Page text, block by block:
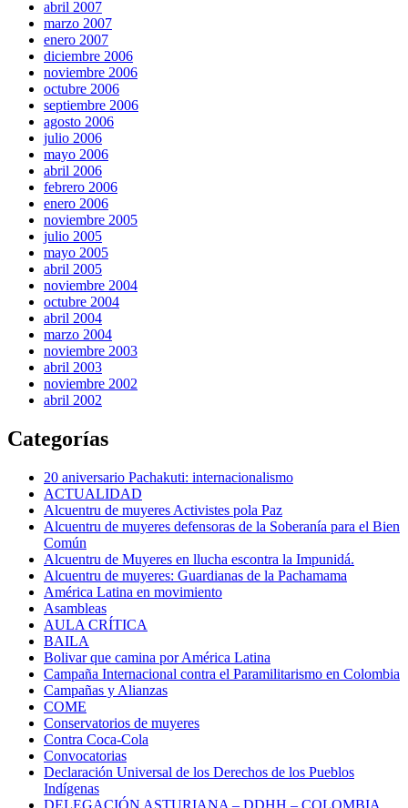
abril 2007
marzo 2007
enero 2007
diciembre 2006
noviembre 2006
octubre 2006
septiembre 2006
agosto 2006
julio 2006
mayo 2006
abril 2006
febrero 2006
enero 2006
noviembre 2005
julio 2005
mayo 2005
abril 2005
noviembre 2004
octubre 2004
abril 2004
marzo 2004
noviembre 2003
abril 2003
noviembre 2002
abril 2002
Categorías
20 aniversario Pachakuti: internacionalismo
ACTUALIDAD
Alcuentru de muyeres Activistes pola Paz
Alcuentru de muyeres defensoras de la Soberanía para el Bien
Común
Alcuentru de Muyeres en llucha escontra la Impunidá.
Alcuentru de muyeres: Guardianas de la Pachamama
América Latina en movimiento
Asambleas
AULA CRÍTICA
BAILA
Bolivar que camina por América Latina
Campaña Internacional contra el Paramilitarismo en Colombia
Campañas y Alianzas
COME
Conservatorios de muyeres
Contra Coca-Cola
Convocatorias
Declaración Universal de los Derechos de los Pueblos
Indígenas
DELEGACIÓN ASTURIANA – DDHH – COLOMBIA